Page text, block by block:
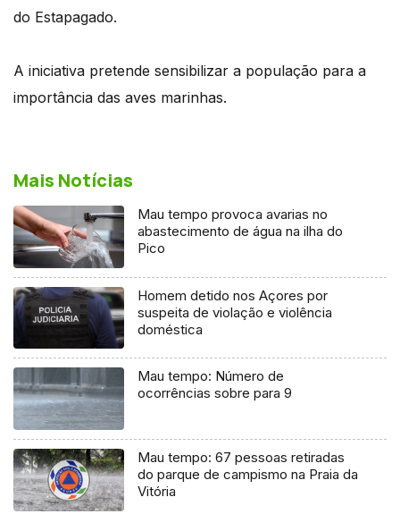
do Estapagado.
A iniciativa pretende sensibilizar a população para a
importância das aves marinhas.
Mais Notícias
Mau tempo provoca avarias no
abastecimento de água na ilha do
Pico
Homem detido nos Açores por
suspeita de violação e violência
doméstica
Mau tempo: Número de
ocorrências sobre para 9
Mau tempo: 67 pessoas retiradas
do parque de campismo na Praia da
Vitória